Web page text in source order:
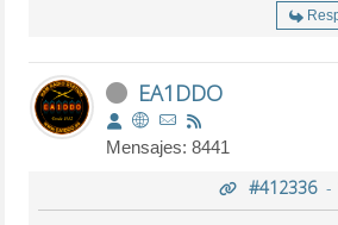
EA1DDO
Mensajes: 8441
#412336-